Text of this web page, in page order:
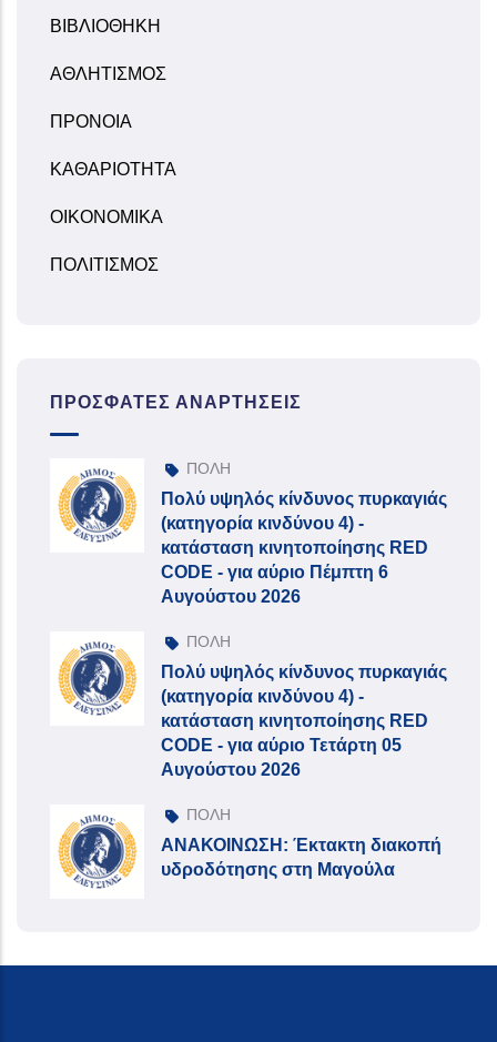
ΒΙΒΛΙΟΘΗΚΗ
ΑΘΛΗΤΙΣΜΟΣ
ΠΡΟΝΟΙΑ
ΚΑΘΑΡΙΟΤΗΤΑ
ΟΙΚΟΝΟΜΙΚΑ
ΠΟΛΙΤΙΣΜΟΣ
ΠΡΌΣΦΑΤΕΣ ΑΝΑΡΤΉΣΕΙΣ
ΠΟΛΗ
Πολύ υψηλός κίνδυνος πυρκαγιάς
(κατηγορία κινδύνου 4) -
κατάσταση κινητοποίησης RED
CODE - για αύριο Πέμπτη 6
Αυγούστου 2026
ΠΟΛΗ
Πολύ υψηλός κίνδυνος πυρκαγιάς
(κατηγορία κινδύνου 4) -
κατάσταση κινητοποίησης RED
CODE - για αύριο Τετάρτη 05
Αυγούστου 2026
ΠΟΛΗ
ΑΝΑΚΟΙΝΩΣΗ: Έκτακτη διακοπή
υδροδότησης στη Μαγούλα